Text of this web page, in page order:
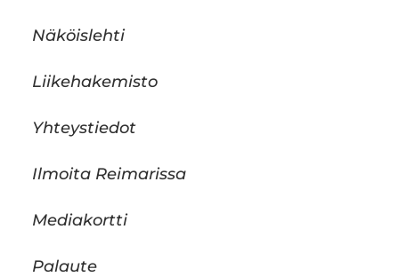
Näköislehti
Liikehakemisto
Yhteystiedot
Ilmoita Reimarissa
Mediakortti
Palaute